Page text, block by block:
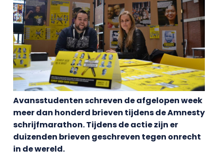
Avansstudenten schreven de afgelopen week
meer dan honderd brieven tijdens de Amnesty
schrijfmarathon. Tijdens de actie zijn er
duizenden brieven geschreven tegen onrecht
in de wereld.